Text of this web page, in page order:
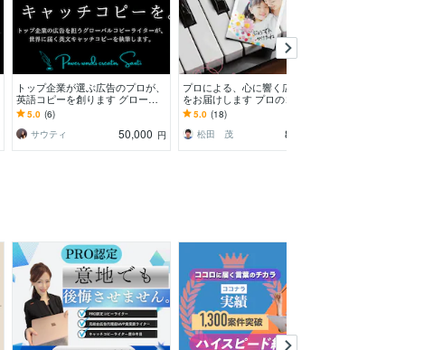
トップ企業が選ぶ広告のプロが、
英語コピーを創ります グローバ
ルコピーライターによる、世界が
振り向くパワーワードを
5.0 (6)
サウティ
50,000 円
プロによる、心に響く広告コピー
をお届けします プロのコピーラ
イターによる、広告などのコピー
ライティングを。
5.0 (18)
松田 茂
80,000